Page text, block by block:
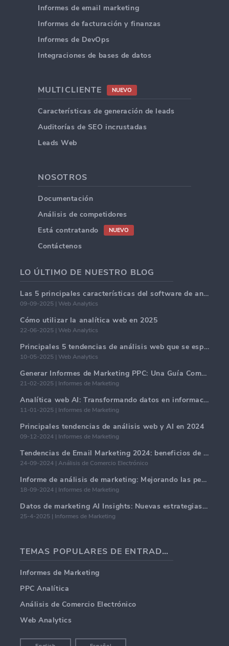
Informes de email marketing
Informes de facturación y finanzas
Informes de DevOps
Integraciones de bases de datos
MULTICLIENTE NUEVO
Características de generación de leads
Auditorías de SEO incrustadas
Leads Web
NOSOTROS
Documentación
Análisis de competidores
Está contratando
NUEVO
Contáctenos
LO ÚLTIMO DE NUESTRO BLOG
Las 5 principales características del software de análisis web en 2025.
09-09-2025 | Web Analytics
Cómo utilizar la analítica web en 2025
22-06-2025 | Web Analytics
Principales 5 tendencias de análisis web que se espera dominen en 2025
10-05-2025 | Web Analytics
Generar Informes de Marketing PPC: Una Guía Completa
21-02-2025 | Informes de Marketing
Analítica web AI: Transformando datos en información con precisión
11-01-2025 | Informes de Marketing
Principales tendencias de análisis web y AI en 2024
09-12-2024 | Informes de Marketing
Tendencias de Email Marketing 2024: beneficios de la hiper-personalización
24-09-2024 | Análisis de Comercio Electrónico
Informe de análisis de marketing: Mejorando las perspectivas comerciales
18-09-2024 | Informes de Marketing
Datos de marketing AI Insights: Nuevas estrategias comerciales para 2024
25-4-2025 | Informes de Marketing
TEMAS POPULARES DE ENTRADAS DE BLOG
Informes de Marketing
PPC Analítica
Análisis de Comercio Electrónico
Web Analytics